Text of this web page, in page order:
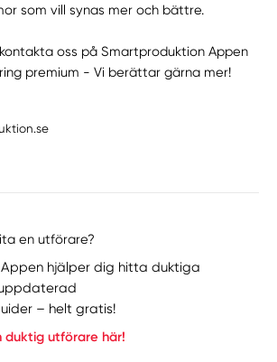
som vill synas mer och bättre.
oss på Smartproduktion Appen
premium - Vi berättar gärna mer!
en utförare?
hjälper dig hitta duktiga
– helt gratis!
duktig utförare här!